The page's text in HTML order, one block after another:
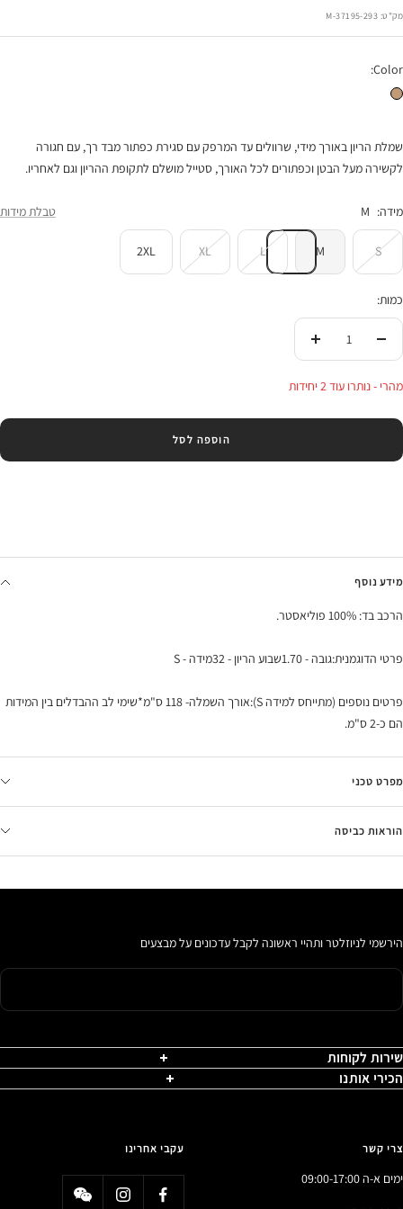
בהנחה
מק"ט: 37195-293-M
Color:
שמלת הריון מלורי קאמל שמנת
שמלת הריון באורך מידי, שרוולים עד המרפק עם סגירת כפתור מבד רך, עם חגורה
לקשירה מעל הבטן וכפתורים לכל האורך, סטייל מושלם לתקופת ההריון וגם לאחריו.
מידה: M טבלת מידות
S
M
L
XL
2XL
כמות:
העלי
מהרי - נותרו עוד 2 יחידות
הוספה לסל
מידע נוסף
הרכב בד: 100% פוליאסטר.
פרטי הדוגמנית:גובה - 1.70שבוע הריון - 32מידה - S
פרטים נוספים (מתייחס למידה S):אורך השמלה- 118 ס"מ*שימי לב ההבדלים בין המידות
הם כ-2 ס"מ.
מפרט טכני
הוראות כביסה
הירשמי לניוזלטר ותהיי ראשונה לקבל עדכונים על מבצעים
שירות לקוחות
הכירי אותנו
צרי קשר
ימים א-ה 09:00-17:00
עקבי אחרינו